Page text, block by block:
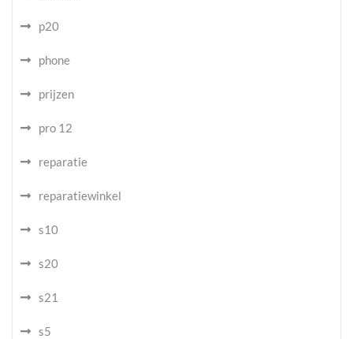
p20
phone
prijzen
pro 12
reparatie
reparatiewinkel
s10
s20
s21
s5